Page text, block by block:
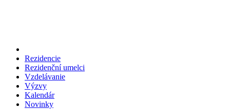
Rezidencie
Rezidenční umelci
Vzdelávanie
Výzvy
Kalendár
Novinky